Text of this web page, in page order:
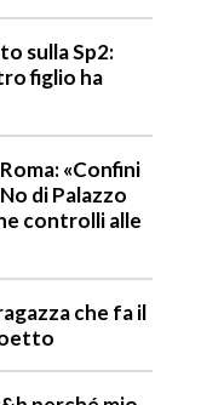
sulla Sp2:
figlio ha
«Confini
di Palazzo
controlli alle
che fa il